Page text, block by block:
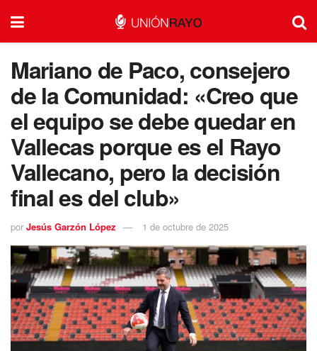
Mariano de Paco, consejero
de la Comunidad: «Creo que
el equipo se debe quedar en
Vallecas porque es el Rayo
Vallecano, pero la decisión
final es del club»
por Jesús Garzón López 1 de octubre de 2025